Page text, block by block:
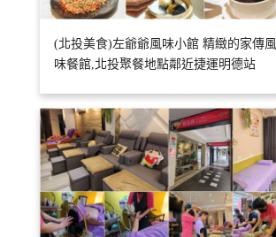
(北投美食)左爺爺風味小館 精緻的家傳風
味餐館,北投聚餐地點鄰近捷運明德站